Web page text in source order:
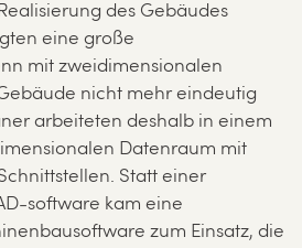
des Gebäudes
eine große
mit zweidimensionalen
nicht mehr eindeutig
arbeiteten deshalb in einem
Datenraum mit
Statt einer
software kam eine
zum Einsatz, die